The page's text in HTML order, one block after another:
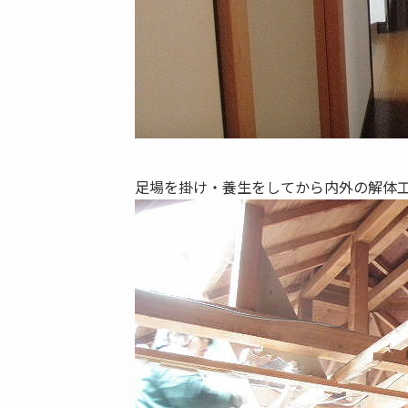
足場を掛け・養生をしてから内外の解体